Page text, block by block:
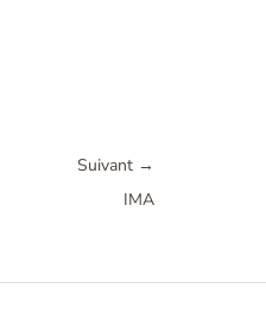
Suivant →
IMA